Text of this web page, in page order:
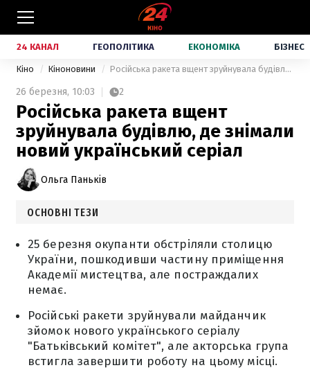
24 КАНАЛ ГЕОПОЛІТИКА ЕКОНОМІКА БІЗНЕС
Кіно Кіноновини Російська ракета вщент зруйнувала будівлю, де знімали новий український серіал
26 березня, 10:03 2
Російська ракета вщент
зруйнувала будівлю, де знімали
новий український серіал
Ольга Паньків
ОСНОВНІ ТЕЗИ
25 березня окупанти обстріляли столицю
України, пошкодивши частину приміщення
Академії мистецтва, але постраждалих
немає.
Російські ракети зруйнували майданчик
зйомок нового українського серіалу
"Батьківський комітет", але акторська група
встигла завершити роботу на цьому місці.